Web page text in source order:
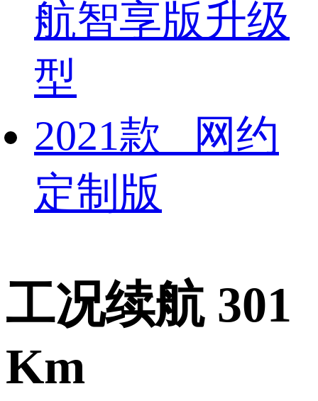
航智享版升级
型
2021款 网约
定制版
工况续航 301
Km